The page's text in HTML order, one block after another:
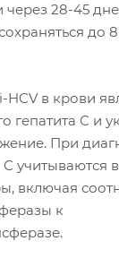
через 28-45
до
в крови
гепатита С и
При
С учитываются
включая
к